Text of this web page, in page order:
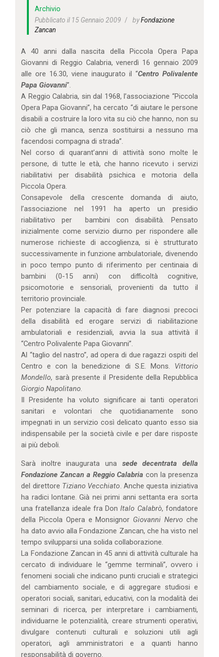
IL MIO ACCOUNT
CARRELLO
Archivio
Pubblicato il 15 Gennaio 2009
byFondazione
Zancan
A 40 anni dalla nascita della Piccola Opera Papa
Giovanni di Reggio Calabria, venerdì 16 gennaio 2009
alle ore 16.30, viene inaugurato il “Centro Polivalente
Papa Giovanni”.
A Reggio Calabria, sin dal 1968, l’associazione “Piccola
Opera Papa Giovanni”, ha cercato “di aiutare le persone
disabili a costruire la loro vita su ciò che hanno, non su
ciò che gli manca, senza sostituirsi a nessuno ma
facendosi compagna di strada”.
Nel corso di quarant’anni di attività sono molte le
persone, di tutte le età, che hanno ricevuto i servizi
riabilitativi per disabilità psichica e motoria della
Piccola Opera.
Consapevole della crescente domanda di aiuto,
l’associazione nel 1991 ha aperto un presidio
riabilitativo per bambini con disabilità. Pensato
inizialmente come servizio diurno per rispondere alle
numerose richieste di accoglienza, si è strutturato
successivamente in funzione ambulatoriale, divenendo
in poco tempo punto di riferimento per centinaia di
bambini (0-15 anni) con difficoltà cognitive,
psicomotorie e sensoriali, provenienti da tutto il
territorio provinciale.
Per potenziare la capacità di fare diagnosi precoci
della disabilità ed erogare servizi di riabilitazione
ambulatoriali e residenziali, avvia la sua attività il
“Centro Polivalente Papa Giovanni”.
Al “taglio del nastro”, ad opera di due ragazzi ospiti del
Centro e con la benedizione di S.E. Mons. Vittorio
Mondello, sarà presente il Presidente della Repubblica
Giorgio Napolitano.
Il Presidente ha voluto significare ai tanti operatori
sanitari e volontari che quotidianamente sono
impegnati in un servizio così delicato quanto esso sia
indispensabile per la società civile e per dare risposte
ai più deboli.
Sarà inoltre inaugurata una sede decentrata della
Fondazione Zancan a Reggio Calabria con la presenza
del direttore Tiziano Vecchiato . Anche questa iniziativa
ha radici lontane. Già nei primi anni settanta era sorta
una fratellanza ideale fra DonItalo Calabrò, fondatore
della Piccola Opera e Monsignor Giovanni Nervoche
ha dato avvio alla Fondazione Zancan, che ha visto nel
tempo svilupparsi una solida collaborazione.
La Fondazione Zancan in 45 anni di attività culturale ha
cercato di individuare le “gemme terminali”, ovvero i
fenomeni sociali che indicano punti cruciali e strategici
del cambiamento sociale, e di aggregare studiosi e
operatori sociali, sanitari, educativi, con la modalità dei
seminari di ricerca, per interpretare i cambiamenti,
individuarne le potenzialità, creare strumenti operativi,
divulgare contenuti culturali e soluzioni utili agli
operatori, agli amministratori e a quanti hanno
responsabilità di governo.